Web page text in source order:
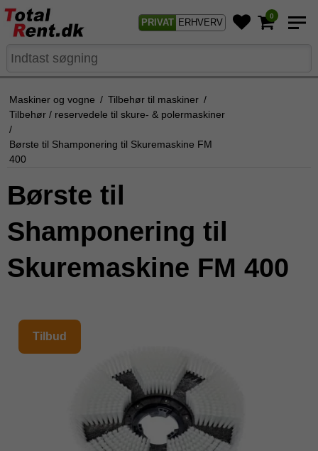
PRIVAT ERHVERV
0
Maskiner og vogne / Tilbehør til maskiner /
Tilbehør / reservedele til skure- & polermaskiner
/
Børste til Shamponering til Skuremaskine FM
400
Børste til
Shamponering til
Skuremaskine FM 400
Tilbud